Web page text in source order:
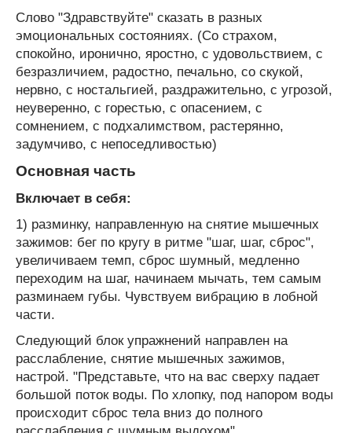
Слово "Здравствуйте" сказать в разных
эмоциональных состояниях. (Со страхом,
спокойно, иронично, яростно, с удовольствием, с
безразличием, радостно, печально, со скукой,
нервно, с ностальгией, раздражительно, с угрозой,
неуверенно, с горестью, с опасением, с
сомнением, с подхалимством, растерянно,
задумчиво, с непоседливостью)
Основная часть
Включает в себя:
1) разминку, направленную на снятие мышечных
зажимов: бег по кругу в ритме "шаг, шаг, сброс",
увеличиваем темп, сброс шумный, медленно
переходим на шаг, начинаем мычать, тем самым
разминаем губы. Чувствуем вибрацию в лобной
части.
Следующий блок упражнений направлен на
расслабление, снятие мышечных зажимов,
настрой. "Представьте, что на вас сверху падает
большой поток воды. По хлопку, под напором воды
происходит сброс тела вниз до полного